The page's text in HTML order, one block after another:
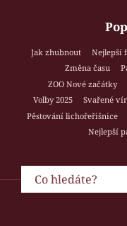
Jak zhubnout Nejlepší
Změna času
ZOO Nové začátky
Volby 2025
Svařené
Pěstování lichořeřišnice
Nejlepší